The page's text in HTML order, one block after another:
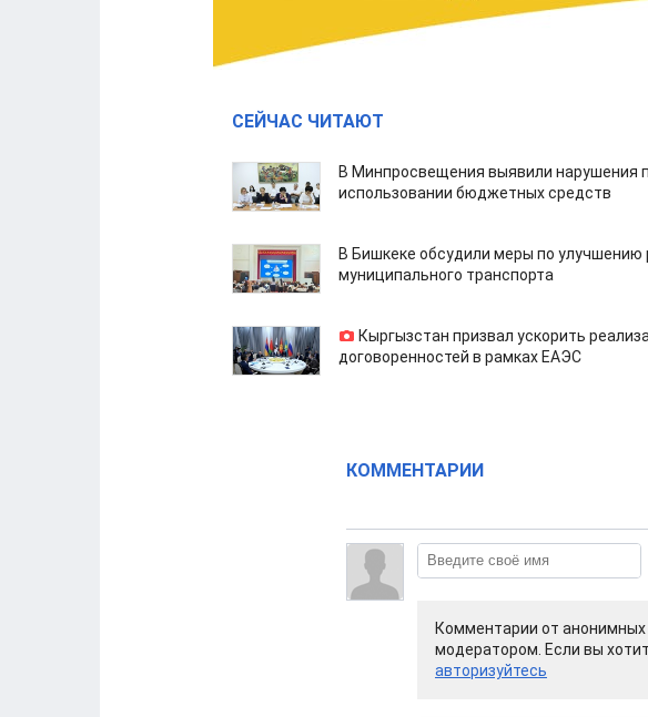
СЕЙЧАС ЧИТАЮТ
В Минпросвещения выявили нарушения
использовании бюджетных средств
В Бишкеке обсудили меры по улучшению
муниципального транспорта
Кыргызстан призвал ускорить
договоренностей в рамках ЕАЭС
КОММЕНТАРИИ
Комментарии от анонимных
модератором. Если вы
авторизуйтесь